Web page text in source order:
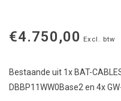
€4.750,00 Excl. btw
Bestaande uit 1x BAT-
DBBP11WW0Base2 en 4x